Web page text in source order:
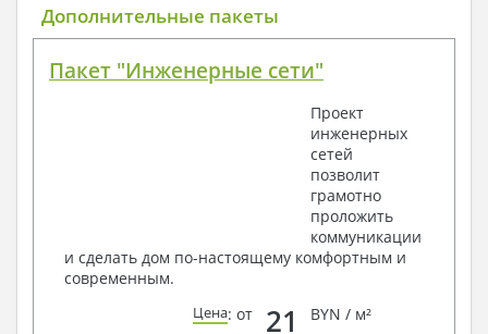
1. Архитектурный раздел:
План координационных осей
Поэтажные маркировочные планы с
Разрезы и состав конструкций
Фасады с ведомостью внешних отделок
Элементы проемов – спецификация
Ведомость перемычек – сечения и
спецификация
Экспликация полов
Архитектурные узлы в конструкциях
Дополнительные пакеты
Пакет "Инженерные сети"
Проект
инженерных
сетей
позволит
грамотно
проложить
коммуникации
и сделать дом по-настоящему комфортным и
современным.
Цена: от 21 BYN / м²